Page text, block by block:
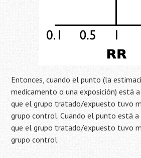
Entonces, cuando el punto (la
medicamento o una exposición) está
que el grupo tratado/expuesto tuvo
grupo control. Cuando el punto está a
que el grupo tratado/expuesto tuvo
grupo control.